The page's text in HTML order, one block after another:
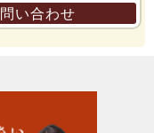
い合わせ